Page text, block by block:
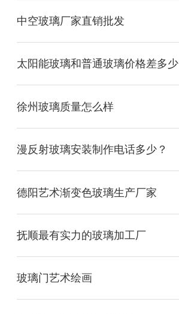
中空玻璃厂家直销批发
太阳能玻璃和普通玻璃价格差多少
徐州玻璃质量怎么样
漫反射玻璃安装制作电话多少？
德阳艺术渐变色玻璃生产厂家
抚顺最有实力的玻璃加工厂
玻璃门艺术绘画